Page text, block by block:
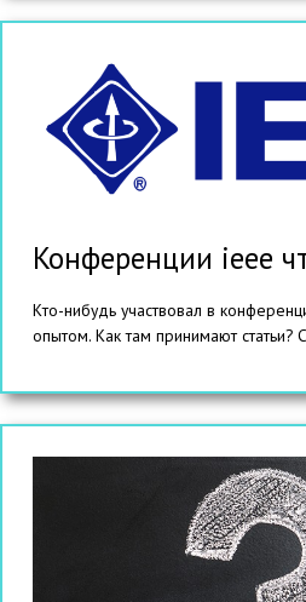
Конференции ieee
Кто-нибудь участвовал в
опытом. Как там принимают статьи?